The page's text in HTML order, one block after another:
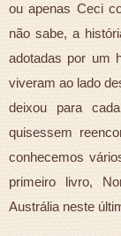
ou apenas Ceci
não sabe, a
adotadas por um
viveram ao lado
deixou para
quisessem
conhecemos
primeiro livro,
Austrália neste